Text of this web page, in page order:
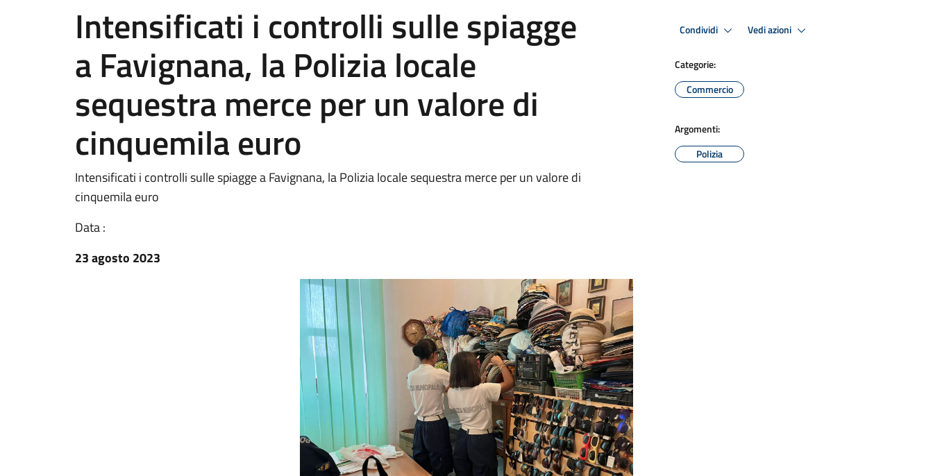
Intensificati i controlli sulle spiagge
a Favignana, la Polizia locale
sequestra merce per un valore di
cinquemila euro
Intensificati i controlli sulle spiagge a Favignana, la Polizia locale sequestra merce per un valore di
cinquemila euro
Data :
23 agosto 2023
Condividi Vedi azioni
Categorie:
Commercio
Argomenti:
Polizia